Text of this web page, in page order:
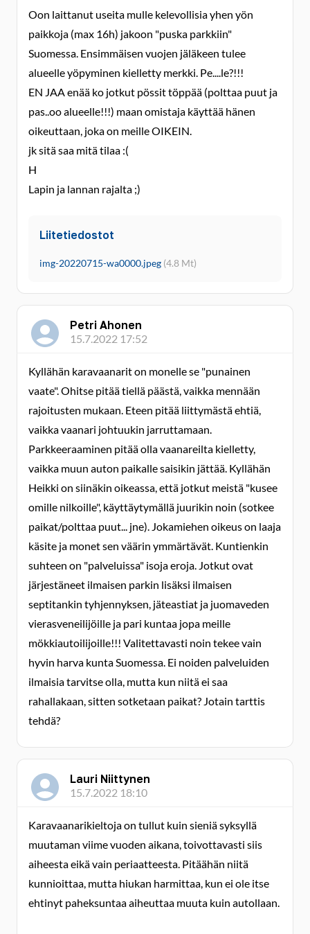
Oon laittanut useita mulle kelevollisia yhen yön
paikkoja (max 16h) jakoon "puska parkkiin"
Suomessa. Ensimmäisen vuojen jäläkeen tulee
alueelle yöpyminen kielletty merkki. Pe....le?!!!
EN JAA enää ko jotkut pössit töppää (polttaa puut ja
pas..oo alueelle!!!) maan omistaja käyttää hänen
oikeuttaan, joka on meille OIKEIN.
jk sitä saa mitä tilaa :(
H
Lapin ja lannan rajalta ;)
Liitetiedostot
img-20220715-wa0000.jpeg (4.8 Mt)
Petri Ahonen
15.7.2022 17:52
Kyllähän karavaanarit on monelle se "punainen
vaate". Ohitse pitää tiellä päästä, vaikka mennään
rajoitusten mukaan. Eteen pitää liittymästä ehtiä,
vaikka vaanari johtuukin jarruttamaan.
Parkkeeraaminen pitää olla vaanareilta kielletty,
vaikka muun auton paikalle saisikin jättää. Kyllähän
Heikki on siinäkin oikeassa, että jotkut meistä "kusee
omille nilkoille", käyttäytymällä juurikin noin (sotkee
paikat/polttaa puut... jne). Jokamiehen oikeus on laaja
käsite ja monet sen väärin ymmärtävät. Kuntienkin
suhteen on "palveluissa" isoja eroja. Jotkut ovat
järjestäneet ilmaisen parkin lisäksi ilmaisen
septitankin tyhjennyksen, jäteastiat ja juomaveden
vierasveneilijöille ja pari kuntaa jopa meille
mökkiautoilijoille!!! Valitettavasti noin tekee vain
hyvin harva kunta Suomessa. Ei noiden palveluiden
ilmaisia tarvitse olla, mutta kun niitä ei saa
rahallakaan, sitten sotketaan paikat? Jotain tarttis
tehdä?
Lauri Niittynen
15.7.2022 18:10
Karavaanarikieltoja on tullut kuin sieniä syksyllä
muutaman viime vuoden aikana, toivottavasti siis
aiheesta eikä vain periaatteesta. Pitäähän niitä
kunnioittaa, mutta hiukan harmittaa, kun ei ole itse
ehtinyt paheksuntaa aiheuttaa muuta kuin autollaan.